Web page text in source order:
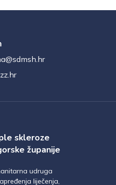
skleroze
županije
udruga
liječenja,